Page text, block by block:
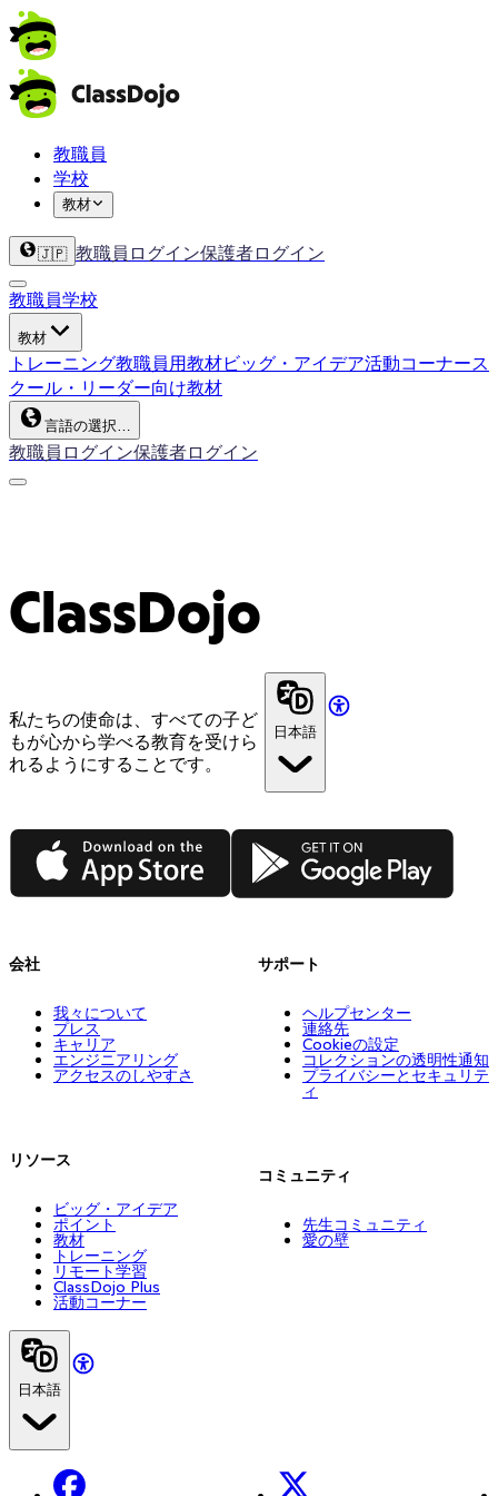
教職員
学校
教材
🇯🇵 教職員ログイン保護者ログイン
教職員学校
教材
トレーニング教職員用教材ビッグ・アイデア活動コーナース
クール・リーダー向け教材
言語の選択…
教職員ログイン保護者ログイン
ClassDojo
私たちの使命は、すべての子ど
もが心から学べる教育を受けら
れるようにすることです。
日本語
App Store Google Play
会社
我々について
プレス
キャリア
エンジニアリング
アクセスのしやすさ
リソース
ビッグ・アイデア
ポイント
教材
トレーニング
リモート学習
ClassDojo Plus
活動コーナー
サポート
ヘルプセンター
連絡先
Cookieの設定
コレクションの透明性通知
プライバシーとセキュリテ
ィ
コミュニティ
先生コミュニティ
愛の壁
日本語
Facebook X